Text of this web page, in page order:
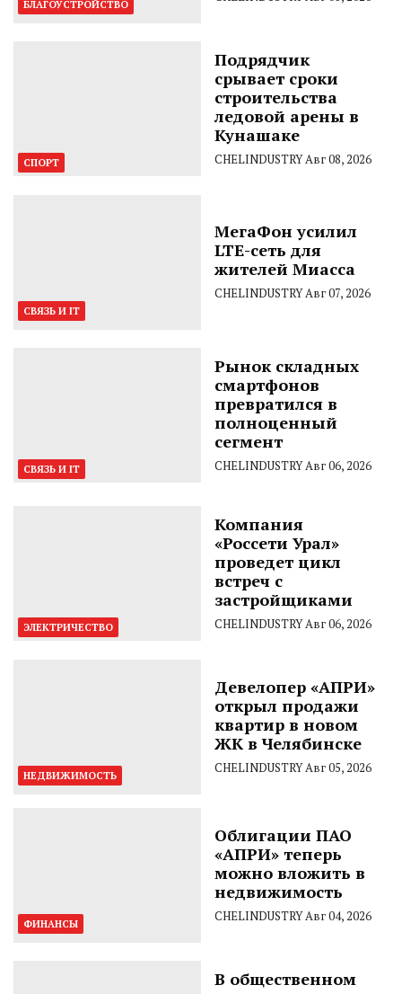
БЛАГОУСТРОЙСТВО
СПОРТ
Подрядчик
срывает сроки
строительства
ледовой арены в
Кунашаке
CHELINDUSTRYАвг 08, 2026
СВЯЗЬ И IT
МегаФон усилил
LTE-сеть для
жителей Миасса
CHELINDUSTRYАвг 07, 2026
СВЯЗЬ И IT
Рынок складных
смартфонов
превратился в
полноценный
сегмент
CHELINDUSTRYАвг 06, 2026
ЭЛЕКТРИЧЕСТВО
Компания
«Россети Урал»
проведет цикл
встреч с
застройщиками
CHELINDUSTRYАвг 06, 2026
НЕДВИЖИМОСТЬ
Девелопер «АПРИ»
открыл продажи
квартир в новом
ЖК в Челябинске
CHELINDUSTRYАвг 05, 2026
ФИНАНСЫ
Облигации ПАО
«АПРИ» теперь
можно вложить в
недвижимость
CHELINDUSTRYАвг 04, 2026
В общественном